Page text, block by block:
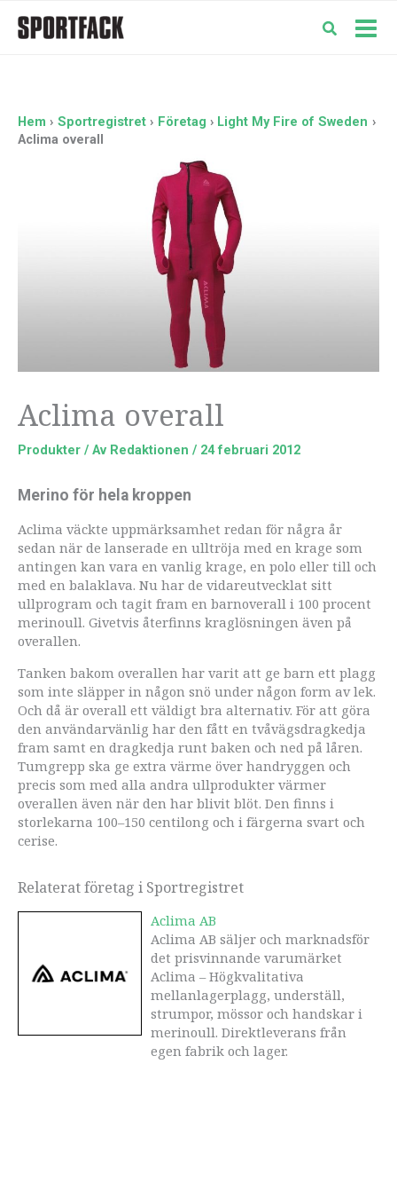
Hem Sportregistret Företag
Light My Fire of Sweden
Aclima overall
Aclima overall
Produkter / Av Redaktionen / 24 februari 2012
Merino för hela kroppen
Aclima väckte uppmärksamhet redan för några år
sedan när de lanserade en ulltröja med en krage som
antingen kan vara en vanlig krage, en polo eller till och
med en balaklava. Nu har de vidareutvecklat sitt
ullprogram och tagit fram en barnoverall i 100 procent
merinoull. Givetvis återfinns kraglösningen även på
overallen.
Tanken bakom overallen har varit att ge barn ett plagg
som inte släpper in någon snö under någon form av lek.
Och då är overall ett väldigt bra alternativ. För att göra
den användarvänlig har den fått en tvåvägsdragkedja
fram samt en dragkedja runt baken och ned på låren.
Tumgrepp ska ge extra värme över handryggen och
precis som med alla andra ullprodukter värmer
overallen även när den har blivit blöt. Den finns i
storlekarna 100–150 centilong och i färgerna svart och
cerise.
Relaterat företag i Sportregistret
Aclima AB
Aclima AB säljer och marknadsför
det prisvinnande varumärket
Aclima – Högkvalitativa
mellanlagerplagg, underställ,
strumpor, mössor och handskar i
merinoull. Direktleverans från
egen fabrik och lager.